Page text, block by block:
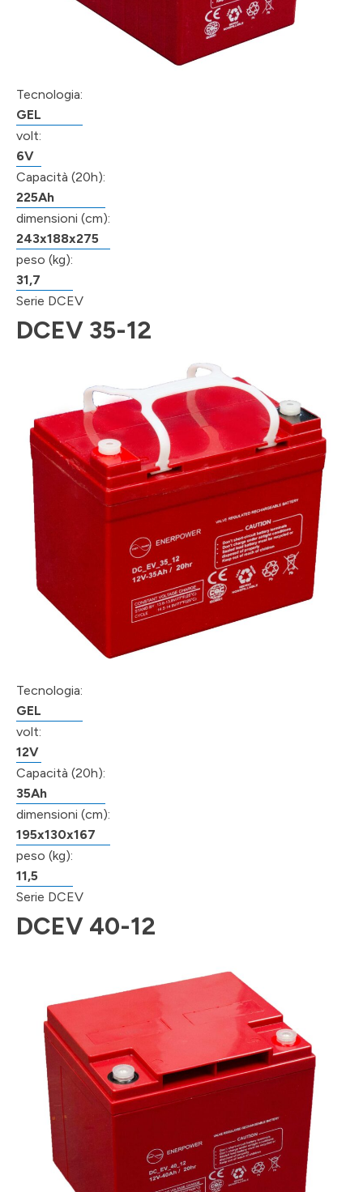
Tecnologia:
GEL
volt:
6V
Capacità (20h):
225Ah
dimensioni (cm):
243x188x275
peso (kg):
31,7
Serie DCEV
DCEV 35-12
Tecnologia:
GEL
volt:
12V
Capacità (20h):
35Ah
dimensioni (cm):
195x130x167
peso (kg):
11,5
Serie DCEV
DCEV 40-12